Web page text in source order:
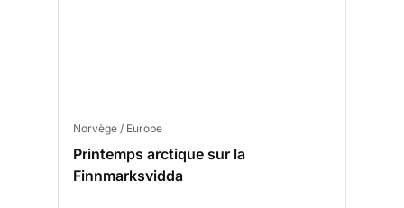
Norvège / Europe
Printemps arctique sur la
Finnmarksvidda